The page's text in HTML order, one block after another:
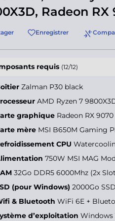
Master
600
Radeon RX
Enregistrer
requis (12/12)
Zalman P30 black
graphique Radeon RX 9070
mère MSI B650M Gaming
CPU
32Go DDR5 6000Mhz (2x
(pour Windows)
& Bluetooth
d’exploitation